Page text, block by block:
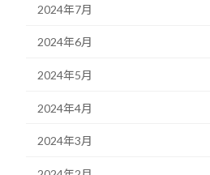
2024年7月
2024年6月
2024年5月
2024年4月
2024年3月